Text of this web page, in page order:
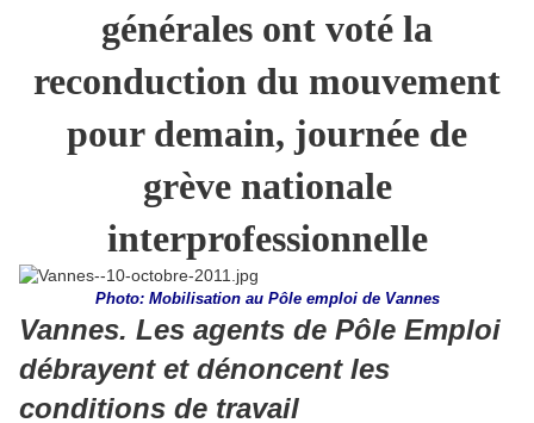
générales ont voté la
reconduction du mouvement
pour demain, journée de
grève nationale
interprofessionnelle
Photo: Mobilisation au Pôle emploi de Vannes
Vannes. Les agents de Pôle Emploi
débrayent et dénoncent les
conditions de travail